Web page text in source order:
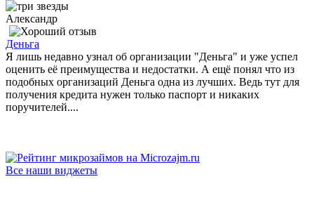
Александр
Деньга
Я лишь недавно узнал об организации "Деньга" и уже успел
оценить её преимущества и недостатки. А ещё понял что из
подобных организаций Деньга одна из лучших. Ведь тут для
получения кредита нужен только паспорт и никаких
поручителей....
Все наши виджеты